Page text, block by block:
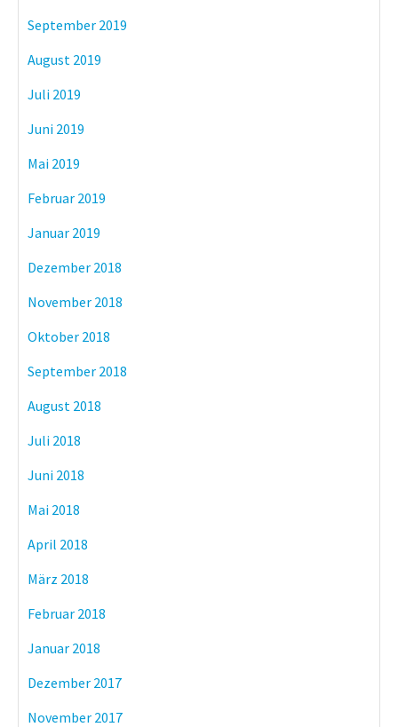
September 2019
August 2019
Juli 2019
Juni 2019
Mai 2019
Februar 2019
Januar 2019
Dezember 2018
November 2018
Oktober 2018
September 2018
August 2018
Juli 2018
Juni 2018
Mai 2018
April 2018
März 2018
Februar 2018
Januar 2018
Dezember 2017
November 2017